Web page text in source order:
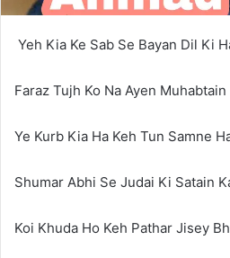
Yeh Kia Ke Sab Se Bayan Dil Ki
Faraz Tujh Ko Na Ayen Muhabtain
Ye Kurb Kia Ha Keh Tun Samne
Shumar Abhi Se Judai Ki Satain
Koi Khuda Ho Keh Pathar Jisey